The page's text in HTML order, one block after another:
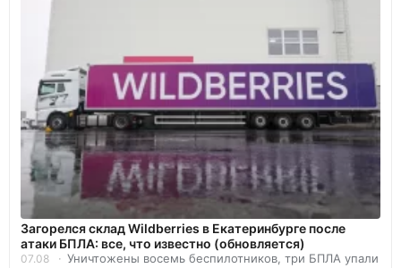
Загорелся склад Wildberries в Екатеринбурге после
атаки БПЛА: все, что известно (обновляется)
07.08
Уничтожены восемь беспилотников, три БПЛА упали